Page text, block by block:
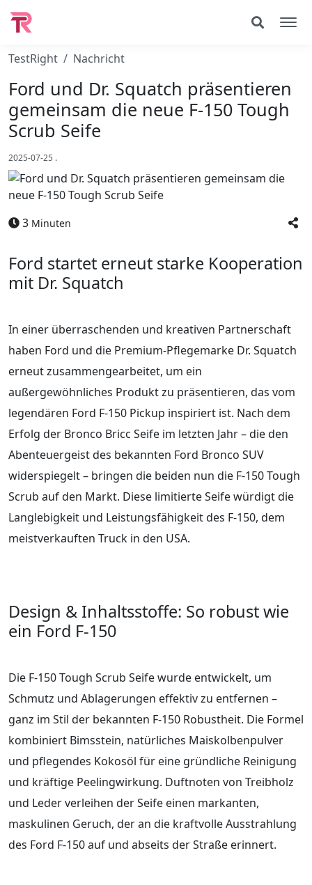
TestRight Nachricht
Ford und Dr. Squatch präsentieren
gemeinsam die neue F-150 Tough
Scrub Seife
2025-07-25 .
3 Minuten
Ford startet erneut starke Kooperation
mit Dr. Squatch
In einer überraschenden und kreativen Partnerschaft
haben Ford und die Premium-Pflegemarke Dr. Squatch
erneut zusammengearbeitet, um ein
außergewöhnliches Produkt zu präsentieren, das vom
legendären Ford F-150 Pickup inspiriert ist. Nach dem
Erfolg der Bronco Bricc Seife im letzten Jahr – die den
Abenteuergeist des bekannten Ford Bronco SUV
widerspiegelt – bringen die beiden nun die F-150 Tough
Scrub auf den Markt. Diese limitierte Seife würdigt die
Langlebigkeit und Leistungsfähigkeit des F-150, dem
meistverkauften Truck in den USA.
Design & Inhaltsstoffe: So robust wie
ein Ford F-150
Die F-150 Tough Scrub Seife wurde entwickelt, um
Schmutz und Ablagerungen effektiv zu entfernen –
ganz im Stil der bekannten F-150 Robustheit. Die Formel
kombiniert Bimsstein, natürliches Maiskolbenpulver
und pflegendes Kokosöl für eine gründliche Reinigung
und kräftige Peelingwirkung. Duftnoten von Treibholz
und Leder verleihen der Seife einen markanten,
maskulinen Geruch, der an die kraftvolle Ausstrahlung
des Ford F-150 auf und abseits der Straße erinnert.